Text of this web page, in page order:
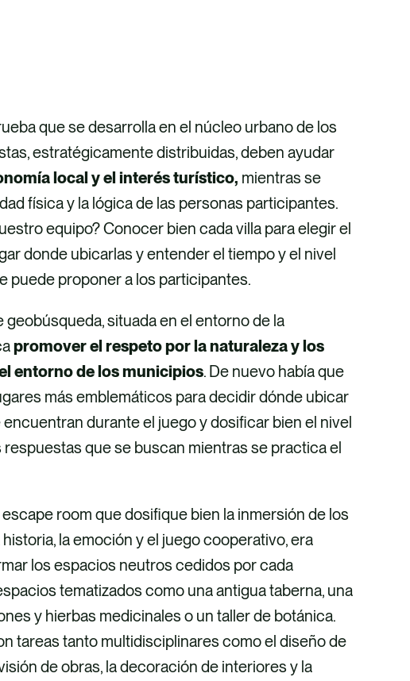
que se desarrolla en el núcleo urbano de los
estratégicamente distribuidas, deben ayudar
local y el interés turístico, mientras se
física y la lógica de las personas participantes.
equipo? Conocer bien cada villa para elegir el
donde ubicarlas y entender el tiempo y el nivel
puede proponer a los participantes.
geobúsqueda, situada en el entorno de la
promover el respeto por la naturaleza y los
entorno de los municipios. De nuevo había que
más emblemáticos para decidir dónde ubicar
durante el juego y dosificar bien el nivel
respuestas que se buscan mientras se practica el
room que dosifique bien la inmersión de los
la emoción y el juego cooperativo, era
los espacios neutros cedidos por cada
tematizados como una antigua taberna, una
y hierbas medicinales o un taller de botánica.
tareas tanto multidisciplinares como el diseño de
de obras, la decoración de interiores y la